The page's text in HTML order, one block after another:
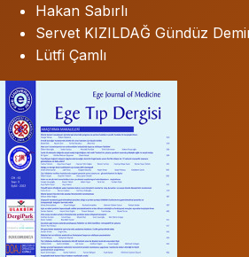
Hakan Sabırlı
Servet KIZILDAĞ Gündüz
Lütfi Çamlı